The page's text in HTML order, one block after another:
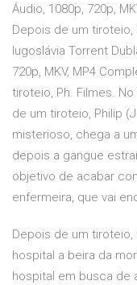
Áudio, 1080p, 720p,
Depois de um tiroteio,
Iugoslávia Torrent
720p, MKV, MP4
tiroteio, Ph. Filmes.
de um tiroteio, Philip
misterioso, chega a
depois a gangue
objetivo de acabar
enfermeira, que vai
Depois de um
hospital a beira da
hospital em busca de